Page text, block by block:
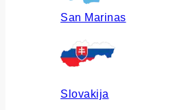
San Marinas
Slovakija